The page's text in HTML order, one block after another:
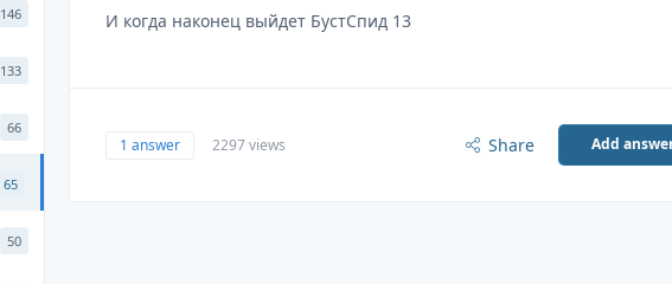
146
133
66
65
50
И когда наконец выйдет БустСпид 13
1 answer 2297 views Share Add